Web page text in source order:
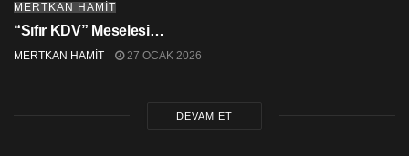
MERTKAN HAMİT
“Sıfır KDV” Meselesi…
MERTKAN HAMİT 27 OCAK 2026
DEVAM ET